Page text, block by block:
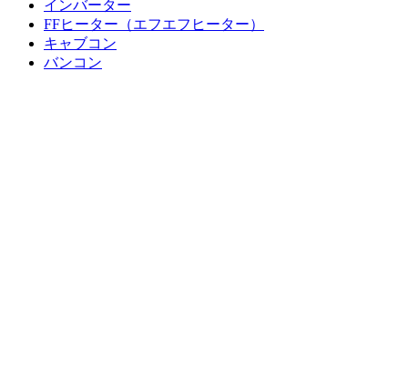
インバーター
FFヒーター（エフエフヒーター）
キャブコン
バンコン